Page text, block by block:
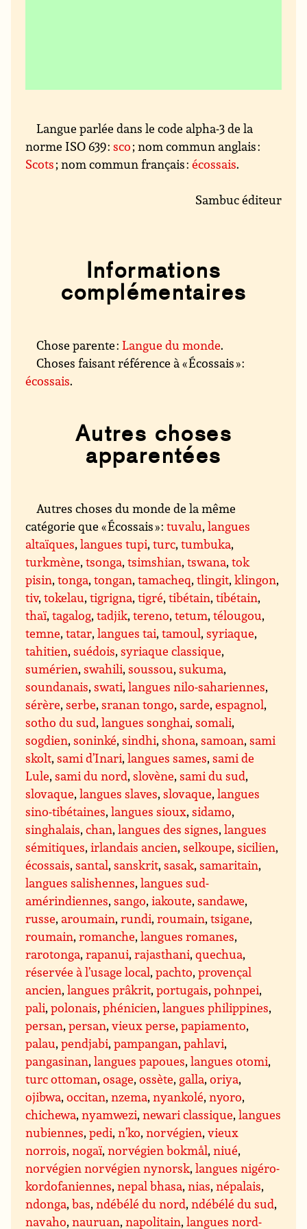
Langue parlée dans le code alpha-3 de la
norme ISO 639 :sco; nom commun anglais :
Scots; nom commun français :écossais.
Sambuc éditeur
Informations
complémentaires
Chose parente :Langue du monde.
Choses faisant référence à « Écossais » :
écossais.
Autres choses
apparentées
Autres choses du monde de la même
catégorie que « Écossais » :tuvalu,langues
altaïques,langues tupi,turc,tumbuka,
turkmène,tsonga,tsimshian,tswana,tok
pisin,tonga,tongan,tamacheq,tlingit,klingon,
tiv,tokelau,tigrigna,tigré,tibétain,tibétain,
thaï,tagalog,tadjik,tereno,tetum,télougou,
temne,tatar,langues tai,tamoul,syriaque,
tahitien,suédois,syriaque classique,
sumérien,swahili,soussou,sukuma,
soundanais,swati,langues nilo-sahariennes,
sérère,serbe,sranan tongo,sarde,espagnol,
sotho du sud,langues songhai,somali,
sogdien,soninké,sindhi,shona,samoan,sami
skolt,sami d’Inari,langues sames,sami de
Lule,sami du nord,slovène,sami du sud,
slovaque,langues slaves,slovaque,langues
sino-tibétaines,langues sioux,sidamo,
singhalais,chan,langues des signes,langues
sémitiques,irlandais ancien,selkoupe,sicilien,
écossais,santal,sanskrit,sasak,samaritain,
langues salishennes,langues sud-
amérindiennes,sango,iakoute,sandawe,
russe,aroumain,rundi,roumain,tsigane,
roumain,romanche,langues romanes,
rarotonga,rapanui,rajasthani,quechua,
réservée à l’usage local,pachto,provençal
ancien,langues prâkrit,portugais,pohnpei,
pali,polonais,phénicien,langues philippines,
persan,persan,vieux perse,papiamento,
palau,pendjabi,pampangan,pahlavi,
pangasinan,langues papoues,langues otomi,
turc ottoman,osage,ossète, galla,oriya,
ojibwa,occitan,nzema,nyankolé,nyoro,
chichewa,nyamwezi,newari classique,langues
nubiennes,pedi,n’ko,norvégien,vieux
norrois,nogaï,norvégien bokmål,niué,
norvégien norvégien nynorsk,langues nigéro-
kordofaniennes,nepal bhasa,nias,népalais,
ndonga,bas,ndébélé du nord,ndébélé du sud,
navaho,nauruan,napolitain,langues nord-